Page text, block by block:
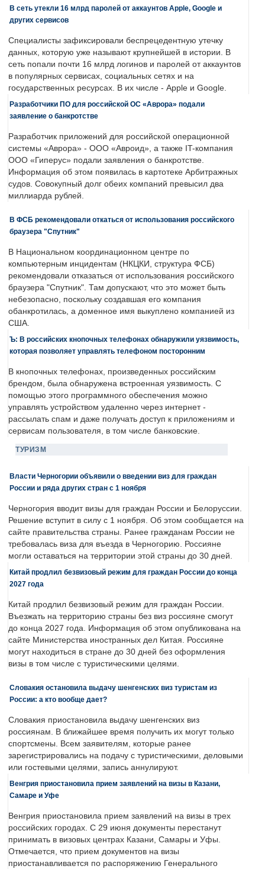
В сеть утекли 16 млрд паролей от аккаунтов Apple, Google и
других сервисов
Специалисты зафиксировали беспрецедентную утечку
данных, которую уже называют крупнейшей в истории. В
сеть попали почти 16 млрд логинов и паролей от аккаунтов
в популярных сервисах, социальных сетях и на
государственных ресурсах. В их числе - Apple и Google.
Разработчики ПО для российской ОС «Аврора» подали
заявление о банкротстве
Разработчик приложений для российской операционной
системы «Аврора» - ООО «Авроид», а также IT-компания
ООО «Гиперус» подали заявления о банкротстве.
Информация об этом появилась в картотеке Арбитражных
судов. Совокупный долг обеих компаний превысил два
миллиарда рублей.
В ФСБ рекомендовали откаться от использования российского
браузера "Спутник"
В Национальном координационном центре по
компьютерным инцидентам (НКЦКИ, структура ФСБ)
рекомендовали отказаться от использования российского
браузера "Спутник". Там допускают, что это может быть
небезопасно, поскольку создавшая его компания
обанкротилась, а доменное имя выкуплено компанией из
США.
Ъ: В российских кнопочных телефонах обнаружили уязвимость,
которая позволяет управлять телефоном посторонним
В кнопочных телефонах, произведенных российским
брендом, была обнаружена встроенная уязвимость. С
помощью этого программного обеспечения можно
управлять устройством удаленно через интернет -
рассылать спам и даже получать доступ к приложениям и
сервисам пользователя, в том числе банковские.
ТУРИЗМ
Власти Черногории объявили о введении виз для граждан
России и ряда других стран с 1 ноября
Черногория вводит визы для граждан России и Белоруссии.
Решение вступит в силу с 1 ноября. Об этом сообщается на
сайте правительства страны. Ранее гражданам России не
требовалась виза для въезда в Черногорию. Россияне
могли оставаться на территории этой страны до 30 дней.
Китай продлил безвизовый режим для граждан России до конца
2027 года
Китай продлил безвизовый режим для граждан России.
Въезжать на территорию страны без виз россияне смогут
до конца 2027 года. Информация об этом опубликована на
сайте Министерства иностранных дел Китая. Россияне
могут находиться в стране до 30 дней без оформления
визы в том числе с туристическими целями.
Словакия остановила выдачу шенгенских виз туристам из
России: а кто вообще дает?
Словакия приостановила выдачу шенгенских виз
россиянам. В ближайшее время получить их могут только
спортсмены. Всем заявителям, которые ранее
зарегистрировались на подачу с туристическими, деловыми
или гостевыми целями, запись аннулируют.
Венгрия приостановила прием заявлений на визы в Казани,
Самаре и Уфе
Венгрия приостановила прием заявлений на визы в трех
российских городах. С 29 июня документы перестанут
принимать в визовых центрах Казани, Самары и Уфы.
Отмечается, что прием документов на визы
приостанавливается по распоряжению Генерального